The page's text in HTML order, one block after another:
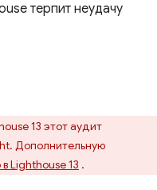
терпит неудачу
13 этот аудит
Дополнительную
Lighthouse 13 .